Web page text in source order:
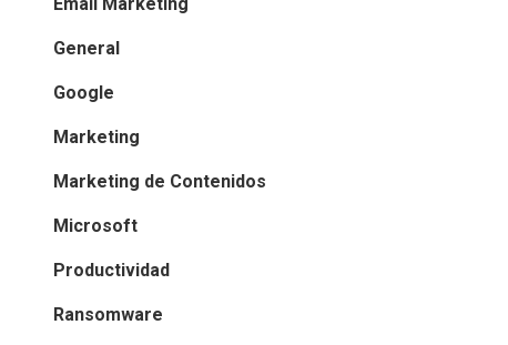
General
Google
Marketing
Marketing de Contenidos
Microsoft
Productividad
Ransomware